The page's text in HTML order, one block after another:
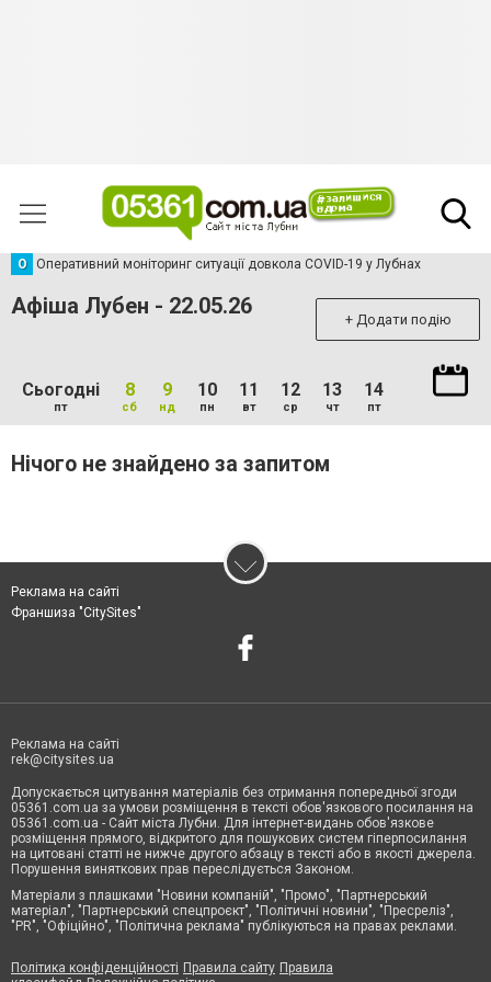
О Оперативний моніторинг ситуації довкола COVID-19 у Лубнах
Афіша Лубен - 22.05.26 + Додати подію
Сьогодні
пт
8
сб
9
нд
10
пн
11
вт
12
ср
13
чт
14
пт
Нічого не знайдено за запитом
Реклама на сайті
Франшиза "CitySites"
Реклама на сайті
rek@citysites.ua
Допускається цитування матеріалів без отримання попередньої згоди
05361.com.ua за умови розміщення в тексті обов'язкового посилання на
05361.com.ua - Сайт міста Лубни. Для інтернет-видань обов'язкове
розміщення прямого, відкритого для пошукових систем гіперпосилання
на цитовані статті не нижче другого абзацу в тексті або в якості джерела.
Порушення виняткових прав переслідується Законом.
Матеріали з плашками "Новини компаній", "Промо", "Партнерський
матеріал", "Партнерський спецпроєкт", "Політичні новини", "Пресреліз",
"PR", "Офіційно", "Політична реклама" публікуються на правах реклами.
Політика конфіденційності Правила сайту Правила